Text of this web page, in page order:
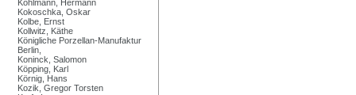
Kohlmann, Hermann
Kokoschka, Oskar
Kolbe, Ernst
Kollwitz, Käthe
Königliche Porzellan-Manufaktur
Berlin,
Koninck, Salomon
Köpping, Karl
Körnig, Hans
Kozik, Gregor Torsten